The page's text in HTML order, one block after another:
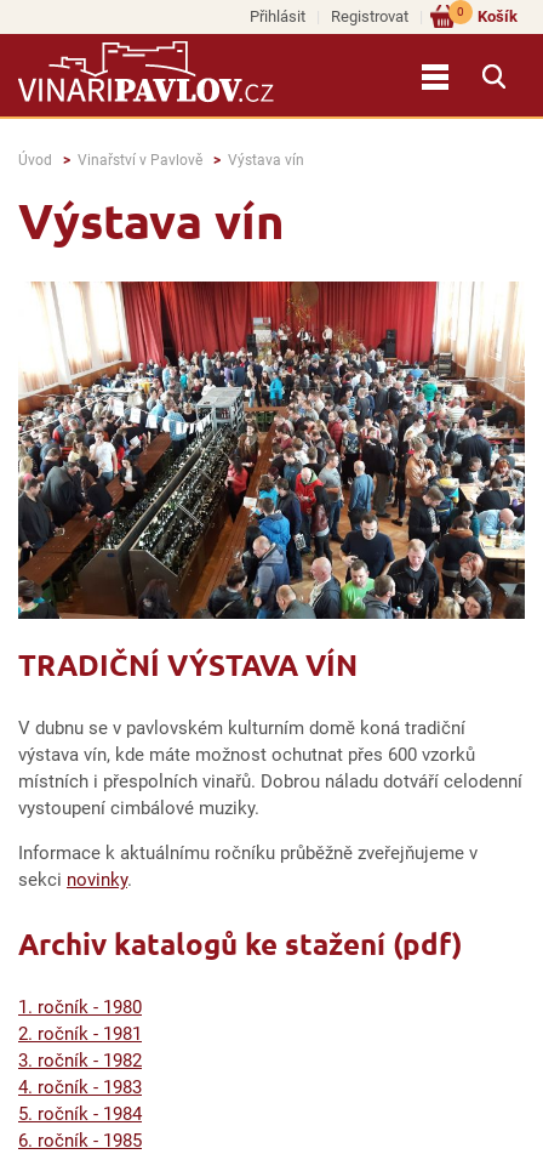
Přihlásit Registrovat Košík
0
Úvod Vinařství v Pavlově Výstava vín
Výstava vín
TRADIČNÍ VÝSTAVA VÍN
V dubnu se v pavlovském kulturním domě koná tradiční
výstava vín, kde máte možnost ochutnat přes 600 vzorků
místních i přespolních vinařů. Dobrou náladu dotváří celodenní
vystoupení cimbálové muziky.
Informace k aktuálnímu ročníku průběžně zveřejňujeme v
sekci novinky.
Archiv katalogů ke stažení (pdf)
1. ročník - 1980
2. ročník - 1981
3. ročník - 1982
4. ročník - 1983
5. ročník - 1984
6. ročník - 1985